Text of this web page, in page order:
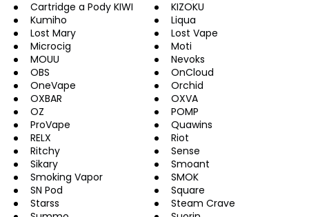
Cartridge a Pody KIWI
KIZOKU
Kumiho
Liqua
Lost Mary
Lost Vape
Microcig
Moti
MOUU
Nevoks
OBS
OnCloud
OneVape
Orchid
OXBAR
OXVA
OZ
POMP
ProVape
Quawins
RELX
Riot
Ritchy
Sense
Sikary
Smoant
Smoking Vapor
SMOK
SN Pod
Square
Starss
Steam Crave
e
n
a
j
í
t
?